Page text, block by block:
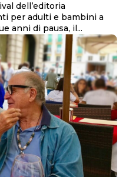
dell’editoria
per adulti e bambini a
Carlo. Dopo due anni di pausa, il...